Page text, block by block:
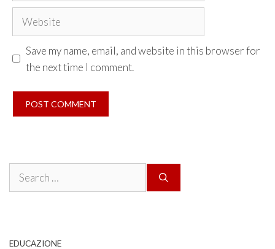
Website
Save my name, email, and website in this browser for
the next time I comment.
Search
EDUCAZIONE